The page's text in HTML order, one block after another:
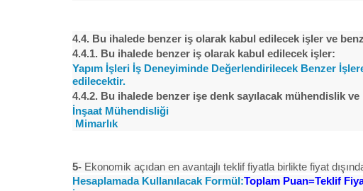
4.4. Bu ihalede benzer iş olarak kabul edilecek işler ve
4.4.1. Bu ihalede benzer iş olarak kabul edilecek işler:
Yapım İşleri İş Deneyiminde Değerlendirilecek Benzer
edilecektir.
4.4.2. Bu ihalede benzer işe denk sayılacak mühendislik
İnşaat Mühendisliği
Mimarlık
5- Ekonomik açıdan en avantajlı teklif fiyatla birlikte fiyat
Hesaplamada Kullanılacak Formül:Toplam Puan=Teklif